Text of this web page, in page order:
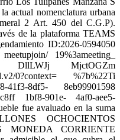
actual nomenclatura urbana
2 Art. 450 del C.G.P).
de la plataforma TEAMS
ID:2026-0594050
19%3ameeting_
DllLWJj MjctOGZm
0?context= %7b%22Ti
8df5- 8eb99901598
1bf8-901e- 4af0-aee5-
fue avaluado en la suma
OCHOCIENTOS
CORRIENTE